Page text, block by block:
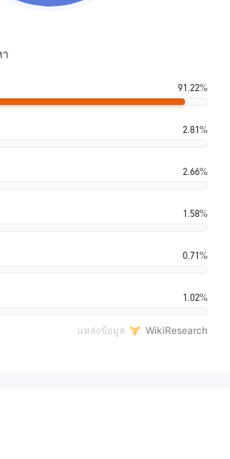
91.22%
2.81%
2.66%
1.58%
0.71%
1.02%
แหล่งข้อมูล WikiResearch